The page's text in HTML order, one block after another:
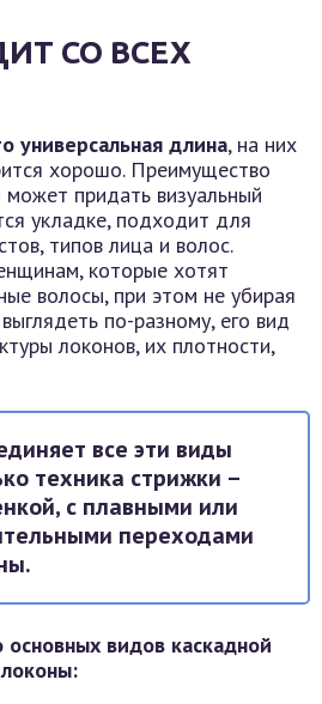
СО ВСЕХ
универсальная длина, на них
хорошо. Преимущество
придать визуальный
укладке, подходит для
типов лица и волос.
которые хотят
волосы, при этом не убирая
по-разному, его вид
локонов, их плотности,
все эти виды
техника стрижки –
с плавными или
переходами
видов каскадной